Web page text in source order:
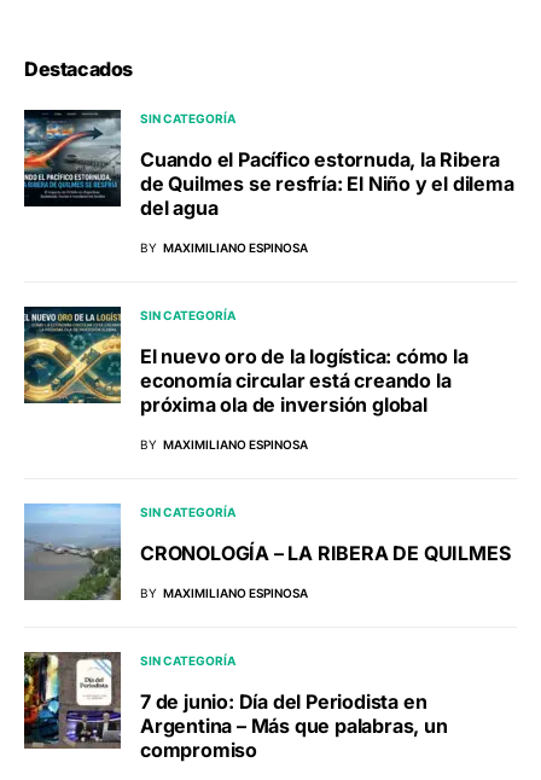
Destacados
SIN CATEGORÍA
Cuando el Pacífico estornuda, la Ribera
de Quilmes se resfría: El Niño y el dilema
del agua
BY MAXIMILIANO ESPINOSA
SIN CATEGORÍA
El nuevo oro de la logística: cómo la
economía circular está creando la
próxima ola de inversión global
BY MAXIMILIANO ESPINOSA
SIN CATEGORÍA
CRONOLOGÍA – LA RIBERA DE QUILMES
BY MAXIMILIANO ESPINOSA
SIN CATEGORÍA
7 de junio: Día del Periodista en
Argentina – Más que palabras, un
compromiso